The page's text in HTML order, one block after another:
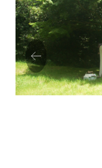
Prev
ious